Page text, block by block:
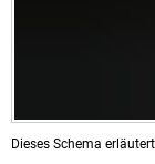
Dieses Schema